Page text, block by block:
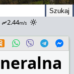
2.44m/s